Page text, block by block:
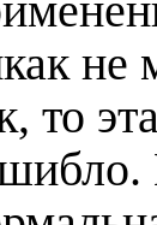
не
то